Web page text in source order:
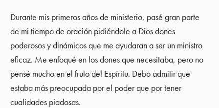
Durante mis primeros años de ministerio, pasé gran parte
de mi tiempo de oración pidiéndole a Dios dones
poderosos y dinámicos que me ayudaran a ser un ministro
eficaz. Me enfoqué en los dones que necesitaba, pero no
pensé mucho en el fruto del Espíritu. Debo admitir que
estaba más preocupada por el poder que por tener
cualidades piadosas.